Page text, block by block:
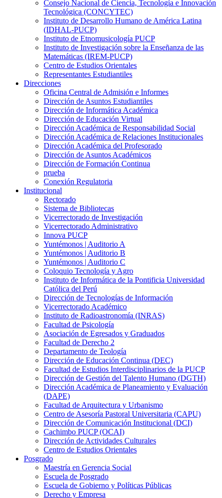
Consejo Nacional de Ciencia, Tecnología e Innovación
Tecnológica (CONCYTEC)
Instituto de Desarrollo Humano de América Latina
(IDHAL-PUCP)
Instituto de Etnomusicología PUCP
Instituto de Investigación sobre la Enseñanza de las
Matemáticas (IREM-PUCP)
Centro de Estudios Orientales
Representantes Estudiantiles
Direcciones
Oficina Central de Admisión e Informes
Dirección de Asuntos Estudiantiles
Dirección de Informática Académica
Dirección de Educación Virtual
Dirección Académica de Responsabilidad Social
Dirección Académica de Relaciones Institucionales
Dirección Académica del Profesorado
Dirección de Asuntos Académicos
Dirección de Formación Continua
prueba
Conexión Regulatoria
Institucional
Rectorado
Sistema de Bibliotecas
Vicerrectorado de Investigación
Vicerrectorado Administrativo
Innova PUCP
Yuntémonos | Auditorio A
Yuntémonos | Auditorio B
Yuntémonos | Auditorio C
Coloquio Tecnología y Agro
Instituto de Informática de la Pontificia Universidad
Católica del Perú
Dirección de Tecnologías de Información
Vicerrectorado Académico
Instituto de Radioastronomía (INRAS)
Facultad de Psicología
Asociación de Egresados y Graduados
Facultad de Derecho 2
Departamento de Teología
Dirección de Educación Continua (DEC)
Facultad de Estudios Interdisciplinarios de la PUCP
Dirección de Gestión del Talento Humano (DGTH)
Dirección Académica de Planeamiento y Evaluación
(DAPE)
Facultad de Arquitectura y Urbanismo
Centro de Asesoría Pastoral Universitaria (CAPU)
Dirección de Comunicación Institucional (DCI)
Cachimbo PUCP (OCAI)
Dirección de Actividades Culturales
Centro de Estudios Orientales
Posgrado
Maestría en Gerencia Social
Escuela de Posgrado
Escuela de Gobierno y Políticas Públicas
Derecho y Empresa